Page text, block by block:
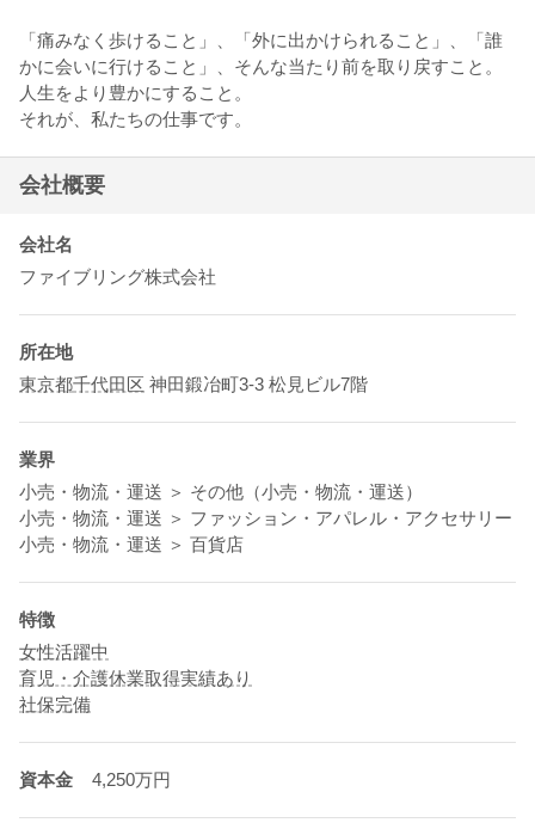
「痛みなく歩けること」、「外に出かけられること」、「誰
かに会いに行けること」、そんな当たり前を取り戻すこと。
人生をより豊かにすること。
それが、私たちの仕事です。
会社概要
会社名
ファイブリング株式会社
所在地
東京都千代田区 神田鍛冶町3-3 松見ビル7階
業界
小売・物流・運送 ＞ その他（小売・物流・運送）
小売・物流・運送 ＞ ファッション・アパレル・アクセサリー
小売・物流・運送 ＞ 百貨店
特徴
女性活躍中
育児・介護休業取得実績あり
社保完備
資本金 4,250万円